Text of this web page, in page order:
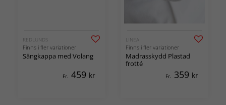
REDLUNDS
Finns i fler variationer
Sängkappa med Volang
Fr. 459 kr
LINEA
Finns i fler variationer
Madrasskydd Plastad
frotté
Fr. 359 kr